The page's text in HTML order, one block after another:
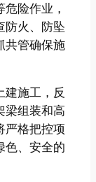
险作业，
防火、防坠
共管确保施
建施工，反
梁组装和高
严格把控项
色、安全的